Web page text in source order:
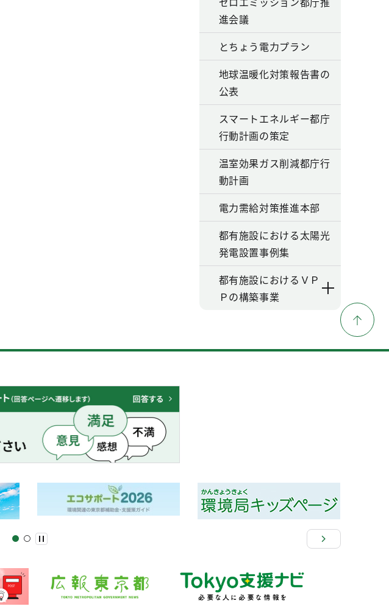
進会議
とちょう電力プラン
地球温暖化対策報告書の
公表
スマートエネルギー都庁
行動計画の策定
温室効果ガス削減都庁行
動計画
電力需給対策推進本部
都有施設における太陽光
発電設置事例集
都有施設におけるＶＰ
Ｐの構築事業